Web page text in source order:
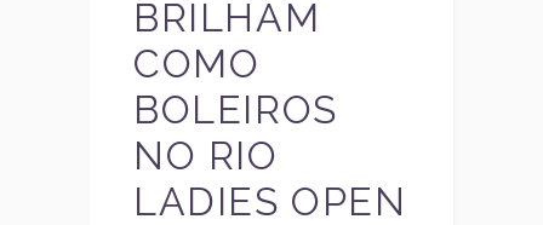
BRILHAM
COMO
BOLEIROS
NO RIO
LADIES OPEN